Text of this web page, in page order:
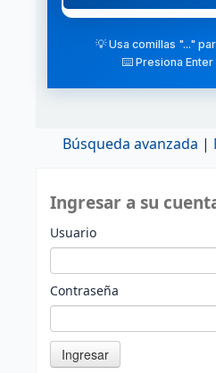
💡 Usa comillas "..."
⌨️ Presiona Enter
Búsqueda avanzada
Ingresar a su
Usuario
Contraseña